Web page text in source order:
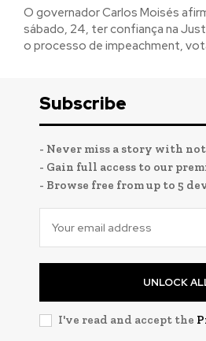
O governador Carlos Moisés
sábado, 24, ter confiança na
o processo de impeachment,
Subscribe
- Never miss a story with
- Gain full access to our
- Browse free from up to 5
UNLOCK
I've read and accept the